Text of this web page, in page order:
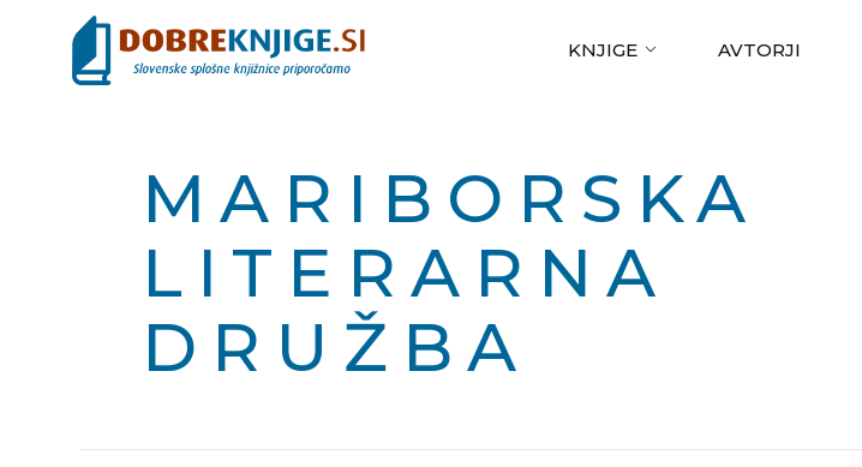
KNJIGE AVTORJI
MARIBORSKA
LITERARNA
DRUŽBA